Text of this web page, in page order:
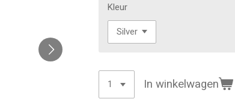
Kleur
In winkelwagen